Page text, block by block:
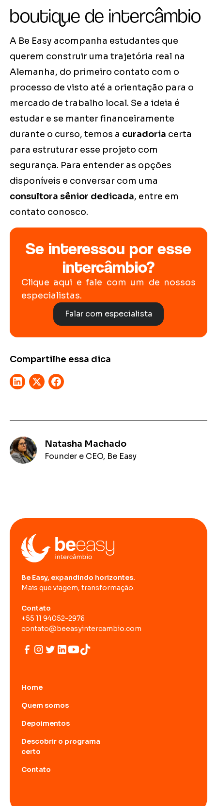
boutique de intercâmbio
A Be Easy acompanha estudantes que
querem construir uma trajetória real na
Alemanha, do primeiro contato com o
processo de visto até a orientação para o
mercado de trabalho local. Se a ideia é
estudar e se manter financeiramente
durante o curso, temos a curadoria certa
para estruturar esse projeto com
segurança. Para entender as opções
disponíveis e conversar com uma
consultora sênior dedicada, entre em
contato conosco.
Se interessou por esse
intercâmbio?
Clique aqui e fale com um de nossos
especialistas.
Falar com especialista
Compartilhe essa dica
Natasha Machado
Founder e CEO, Be Easy
Be Easy, expandindo horizontes.
Mais que viagem, transformação.
Contato
+55 11 94052-2976
contato@beeasyintercambio.com
Home
Quem somos
Depoimentos
Descobrir o programa
certo
Contato